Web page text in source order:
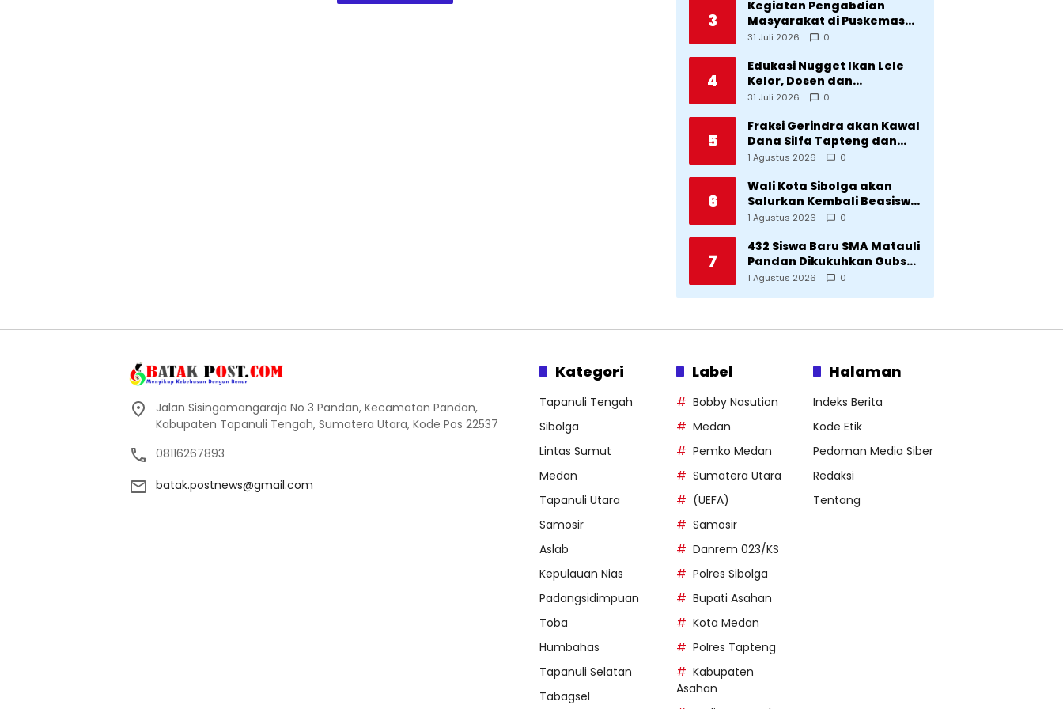
3
Kegiatan Pengabdian
Masyarakat di Puskemas
Sitadatada
31 Juli 2026 0
4
Edukasi Nugget Ikan Lele
Kelor, Dosen dan
Mahasiswa Dorong
Desa Silangkitang
Kecamatan Pahae Jae
31 Juli 2026 0
5
Fraksi Gerindra akan Kawal
Dana Silfa Tapteng dan
TKD Rp298 Miliar: Jangan
dan Provinsi Diklaim
Kerjaan Tapteng
1 Agustus 2026 0
6
Wali Kota Sibolga akan
Salurkan Kembali Beasiswa
Rp1 Miliar: Diproritaskan
Bencana
1 Agustus 2026 0
7
432 Siswa Baru SMA Matauli
Pandan Dikukuhkan Gubsu:
32 Tahun Matauli Cetak
1 Agustus 2026 0
Jalan Sisingamangaraja No 3 Pandan, Kecamatan Pandan,
Kabupaten Tapanuli Tengah, Sumatera Utara, Kode Pos 22537
08116267893
batak.postnews@gmail.com
Kategori
Tapanuli Tengah
Sibolga
Lintas Sumut
Medan
Tapanuli Utara
Samosir
Aslab
Kepulauan Nias
Padangsidimpuan
Toba
Humbahas
Tapanuli Selatan
Tabagsel
Label
Bobby Nasution
Medan
Pemko Medan
Sumatera Utara
(UEFA)
Samosir
Danrem 023/KS
Polres Sibolga
Bupati Asahan
Kota Medan
Polres Tapteng
Kabupaten
Asahan
Halaman
Indeks Berita
Kode Etik
Pedoman Media Siber
Redaksi
Tentang